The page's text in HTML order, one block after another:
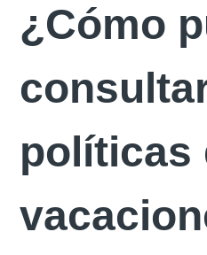
¿Cómo
políticas